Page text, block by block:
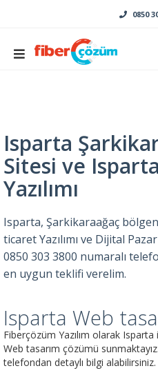
0850
Isparta
Sitesi ve
Yazılımı
Isparta, Şarkikaraağaç
ticaret Yazılımı ve Dijital
0850 303 3800 numaralı
en uygun teklifi verelim.
Isparta Web
Fiberçözüm Yazılım olarak
Web tasarım çözümü
telefondan detaylı bilgi alabilirsiniz.